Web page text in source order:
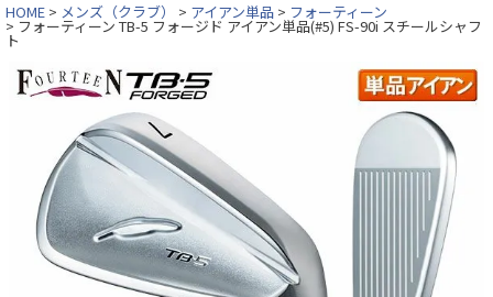
HOME メンズ（クラブ） アイアン単品 フォーティーン
フォーティーン TB-5 フォージド アイアン単品(#5) FS-90i スチールシャフ
ト